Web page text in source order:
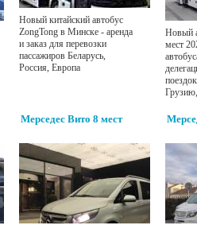
Новый китайский автобус
ZongTong в Минске - аренда
и заказ для перевозки
пассажиров Беларусь,
Россия, Европа
Новый
мест
Мерседес Вито 8 мест